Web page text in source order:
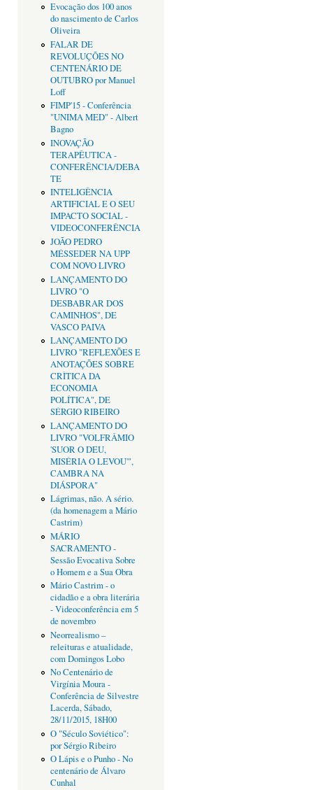
Evocação dos 100 anos
do nascimento de Carlos
Oliveira
FALAR DE
REVOLUÇÕES NO
CENTENÁRIO DE
OUTUBRO por Manuel
Loff
FIMP'15 - Conferência
"UNIMA MED" - Albert
Bagno
INOVAÇÃO
TERAPÊUTICA -
CONFERÊNCIA/DEBA
TE
INTELIGÊNCIA
ARTIFICIAL E O SEU
IMPACTO SOCIAL -
VIDEOCONFERÊNCIA
JOÃO PEDRO
MÉSSEDER NA UPP
COM NOVO LIVRO
LANÇAMENTO DO
LIVRO "O
DESBABRAR DOS
CAMINHOS", DE
VASCO PAIVA
LANÇAMENTO DO
LIVRO "REFLEXÕES E
ANOTAÇÕES SOBRE
CRÌTICA DA
ECONOMIA
POLÍTICA", DE
SÉRGIO RIBEIRO
LANÇAMENTO DO
LIVRO "VOLFRÂMIO
'SUOR O DEU,
MISÉRIA O LEVOU'",
CAMBRA NA
DIÁSPORA"
Lágrimas, não. A sério.
(da homenagem a Mário
Castrim)
MÁRIO
SACRAMENTO -
Sessão Evocativa Sobre
o Homem e a Sua Obra
Mário Castrim - o
cidadão e a obra literária
- Videoconferência em 5
de novembro
Neorrealismo –
releituras e atualidade,
com Domingos Lobo
No Centenário de
Virgínia Moura -
Conferência de Silvestre
Lacerda, Sábado,
28/11/2015, 18H00
O "Século Soviético":
por Sérgio Ribeiro
O Lápis e o Punho - No
centenário de Álvaro
Cunhal